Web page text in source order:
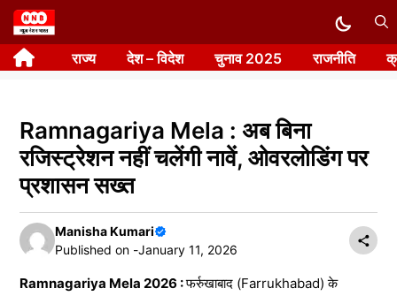
Skip
to
content राज्य देश – विदेश चुनाव 2025 राजनीति
Ramnagariya Mela : अब बिना
रजिस्ट्रेशन नहीं चलेंगी नावें, ओवरलोडिंग पर
प्रशासन सख्त
Manisha Kumari
Published on -January 11, 2026
Ramnagariya Mela 2026 :फर्रुखाबाद (Farrukhabad) के